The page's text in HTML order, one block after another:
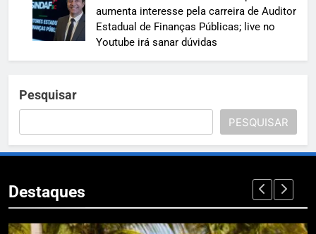
aumenta interesse pela carreira de Auditor
Estadual de Finanças Públicas; live no
Youtube irá sanar dúvidas
Pesquisar
PESQUISAR
Destaques